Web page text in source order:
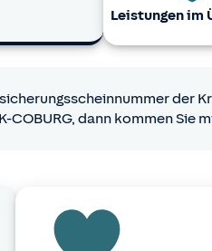
Leistungen im
der
COBURG, dann kommen